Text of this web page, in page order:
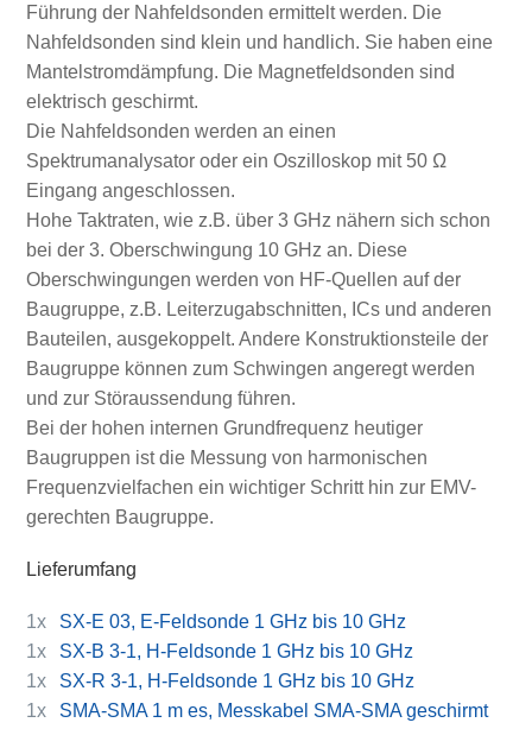
Führung der Nahfeldsonden ermittelt werden. Die
Nahfeldsonden sind klein und handlich. Sie haben eine
Mantelstromdämpfung. Die Magnetfeldsonden sind
elektrisch geschirmt.
Die Nahfeldsonden werden an einen
Spektrumanalysator oder ein Oszilloskop mit 50 Ω
Eingang angeschlossen.
Hohe Taktraten, wie z.B. über 3 GHz nähern sich schon
bei der 3. Oberschwingung 10 GHz an. Diese
Oberschwingungen werden von HF-Quellen auf der
Baugruppe, z.B. Leiterzugabschnitten, ICs und anderen
Bauteilen, ausgekoppelt. Andere Konstruktionsteile der
Baugruppe können zum Schwingen angeregt werden
und zur Störaussendung führen.
Bei der hohen internen Grundfrequenz heutiger
Baugruppen ist die Messung von harmonischen
Frequenzvielfachen ein wichtiger Schritt hin zur EMV-
gerechten Baugruppe.
Lieferumfang
1x
SX-E 03, E-Feldsonde 1 GHz bis 10 GHz
1x
SX-B 3-1, H-Feldsonde 1 GHz bis 10 GHz
1x
SX-R 3-1, H-Feldsonde 1 GHz bis 10 GHz
1x
SMA-SMA 1 m es, Messkabel SMA-SMA geschirmt